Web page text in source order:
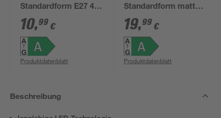
Standardform E27 4,9
W 1055 lm warmweiß
10,99 €
Produktdatenblatt
Standardform matt
E27 2 W 1521 lm
warmweiß
19,99 €
Produktdatenblatt
Beschreibung